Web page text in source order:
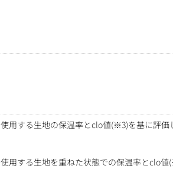
する生地の保温率とclo値(※3)を基に評価
用する生地を重ねた状態での保温率とclo